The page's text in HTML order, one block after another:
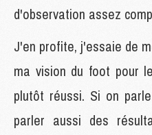
d'observation assez
J'en profite, j'essaie de
ma vision du foot pour
plutôt réussi. Si on
parler aussi des